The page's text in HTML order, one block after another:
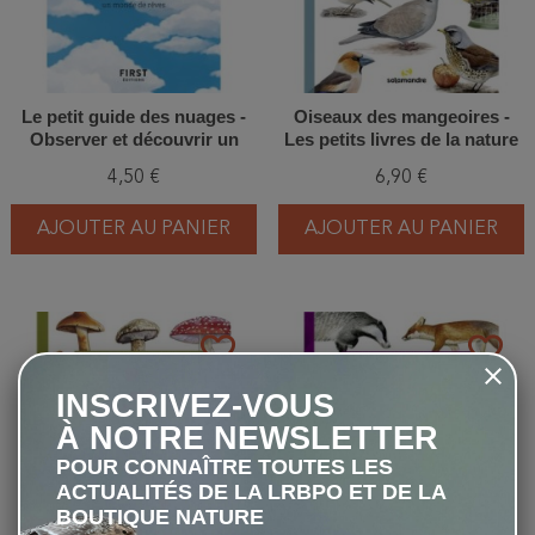
Le petit guide des nuages -
Observer et découvrir un
4,50 €
AJOUTER AU PANIER
Oiseaux des mangeoires -
Les petits livres de la nature
6,90 €
AJOUTER AU PANIER
favorite_border favorite_border
INSCRIVEZ-VOUS
À NOTRE NEWSLETTER
POUR CONNAÎTRE TOUTES LES
ACTUALITÉS DE LA LRBPO ET DE LA
BOUTIQUE NATURE